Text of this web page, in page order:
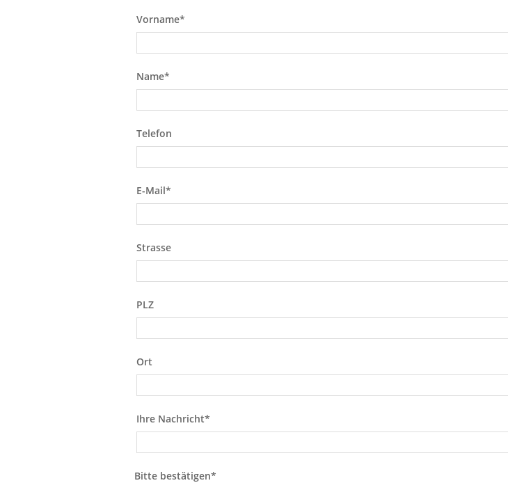
Pflichtfeld
Vorname*
Pflichtfeld
Name*
Telefon
Pflichtfeld
E-Mail*
Strasse
PLZ
Ort
Pflichtfeld
Ihre Nachricht*
Pflichtfeld
Bitte bestätigen*